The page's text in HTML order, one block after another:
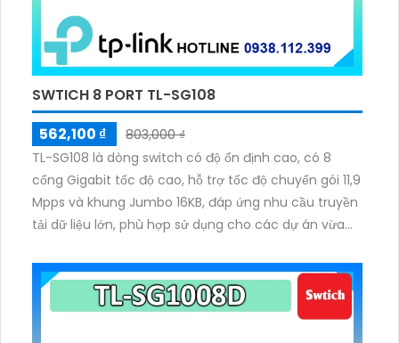
SWTICH 8 PORT TL-SG108
562,100 ₫
803,000 ₫
TL-SG108 là dòng switch có độ ổn định cao, có 8
cổng Gigabit tốc độ cao, hỗ trợ tốc độ chuyển gói 11,9
Mpps và khung Jumbo 16KB, đáp ứng nhu cầu truyền
tải dữ liệu lớn, phù hợp sử dụng cho các dự án vừa